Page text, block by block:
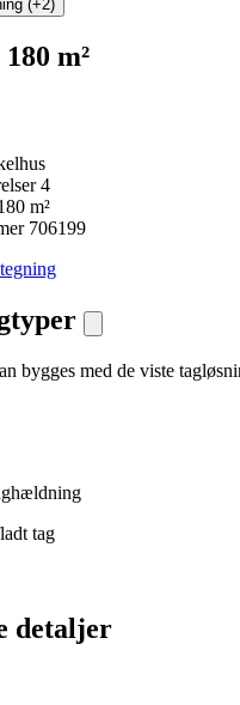
(+2)
m²
4
m²
706199
bygges med de viste
tag
detaljer